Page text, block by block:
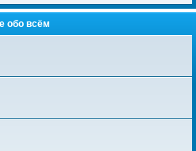
обо всём